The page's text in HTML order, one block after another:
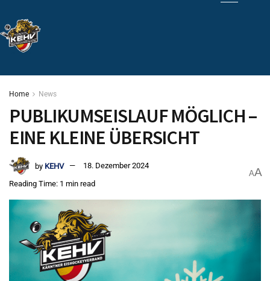
Home News
PUBLIKUMSEISLAUF MÖGLICH –
EINE KLEINE ÜBERSICHT
by KEHV
18. Dezember 2024
Reading Time: 1 min read
AA